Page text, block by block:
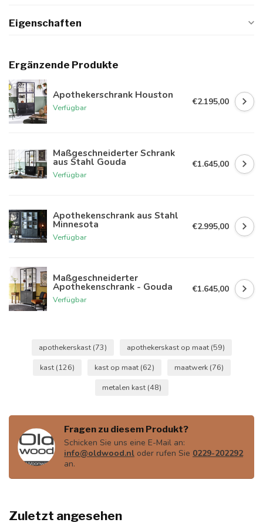
Eigenschaften
Ergänzende Produkte
Apothekerschrank Houston
Verfügbar
€2.195,00
Maßgeschneiderter Schrank
aus Stahl Gouda
Verfügbar
€1.645,00
Apothekenschrank aus Stahl
Minnesota
Verfügbar
€2.995,00
Maßgeschneiderter
Apothekenschrank - Gouda
Verfügbar
€1.645,00
apothekerskast (73) apothekerskast op maat (59)
kast (126) kast op maat (62) maatwerk (76)
metalen kast (48)
Fragen zu diesem Produkt?
Schicken Sie uns eine E-Mail an:
info@oldwood.nl oder rufen Sie 0229-202292
an.
Zuletzt angesehen